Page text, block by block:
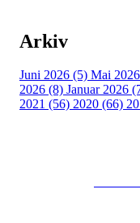
Arkiv
Juni 2026 (5) Mai
2026 (8) Januar 2026
2021 (56) 2020 (66)